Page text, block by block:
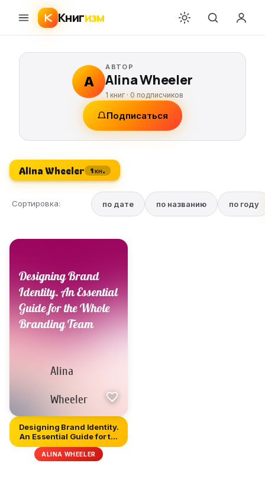
Книгизм
A
АВТОР
Alina Wheeler
1 книг ·0 подписчиков
Подписаться
Alina Wheeler 1 кн.
Сортировка: по дате по названию по году
Designing Brand Identity.
An Essential Guide for t...
ALINA WHEELER